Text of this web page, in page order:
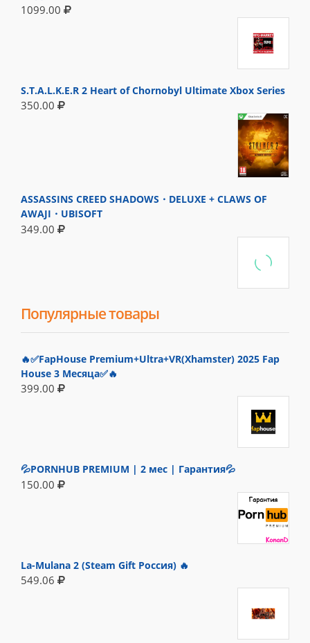
1099.00
S.T.A.L.K.E.R 2 Heart of Chornobyl Ultimate Xbox Series
350.00
ASSASSINS CREED SHADOWS・DELUXE + CLAWS OF
AWAJI・UBISOFT
349.00
Популярные товары
🔥✅FapHouse Premium+Ultra+VR(Xhamster) 2025 Fap
House 3 Месяца✅🔥
399.00
💦PORNHUB PREMIUM | 2 мес | Гарантия💦
150.00
La-Mulana 2 (Steam Gift Россия) 🔥
549.06